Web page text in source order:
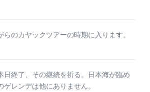
らのカヤックツアーの時期に入ります。
日終了、その継続を祈る。日本海が臨め
ゲレンデは他にありません。